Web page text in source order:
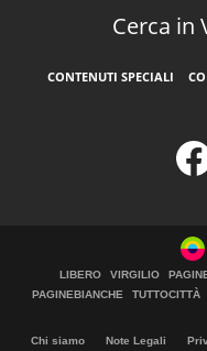
Cerca in
CONTENUTI SPECIALI
LIBERO VIRGILIO
PAGINEBIANCHE
TUTTOCITTÀ
Chi siamo Note Legali